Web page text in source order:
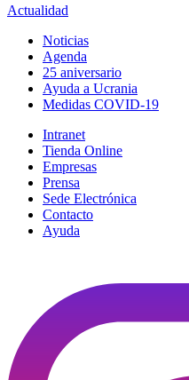
Actualidad
Noticias
Agenda
25 aniversario
Ayuda a Ucrania
Medidas COVID-19
Intranet
Tienda Online
Empresas
Prensa
Sede Electrónica
Contacto
Ayuda